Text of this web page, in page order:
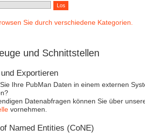
Sie durch verschiedene Kategorien.
und Schnittstellen
Exportieren
Ihre PubMan Daten in einem externen
Datenabfragen können Sie über
vornehmen.
Named Entities (CoNE)